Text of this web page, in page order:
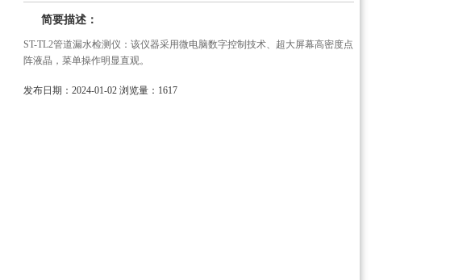
简要描述：
ST-TL2管道漏水检测仪：该仪器采用微电脑数字控制技术、超大屏幕高密度点
阵液晶，菜单操作明显直观。
发布日期：2024-01-02 浏览量：1617